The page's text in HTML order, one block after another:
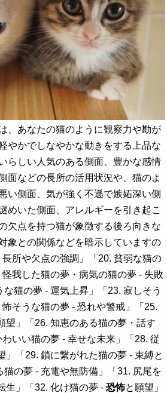
、あなたの猫のように観察力や勘が
やかでしなやかな動きをする上品な
らしい人気のある側面、豊かな感情
面などの長所の活用状況や、猫のよ
い側面、気が強く不遜で嫉妬深い側
めいた側面、アレルギーを引き起こ
欠点を持つ猫が象徴する後ろ向きな
象との関係などを暗示していますの
所や欠点の強調」「20. 貧弱な猫の
我した猫の夢・病気の猫の夢 - 失敗
猫の夢 - 運気上昇」「23. 寂しそう
そうな猫の夢 - 恐れや警戒」「25.
望」「26. 知恵のある猫の夢・話す
いい猫の夢 - 幸せな未来」「28. 従
」「29. 鎖に繋がれた猫の夢 - 束縛と
猫の夢 - 充電や無防備」「31. 尻尾を
生」「32. 化け猫の夢 -恐怖と願望」